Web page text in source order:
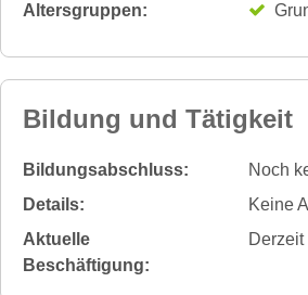
Altersgruppen:
Bildung und Tätigkeit
Bildungsabschluss:
Noch
Details:
Keine
Aktuelle
Beschäftigung: